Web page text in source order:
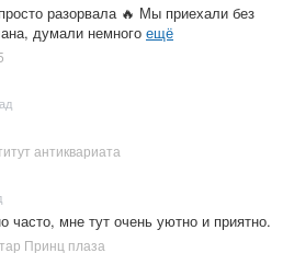
разорвала 🔥 Мы приехали без
думали немного ещё
антиквариата
мне тут очень уютно и приятно.
Принц плаза